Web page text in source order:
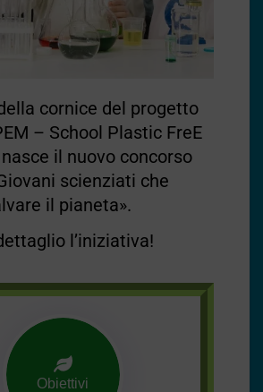
cornice del progetto
– School Plastic FreE
il nuovo concorso
scienziati che
il pianeta».
l’iniziativa!
Obiettivi